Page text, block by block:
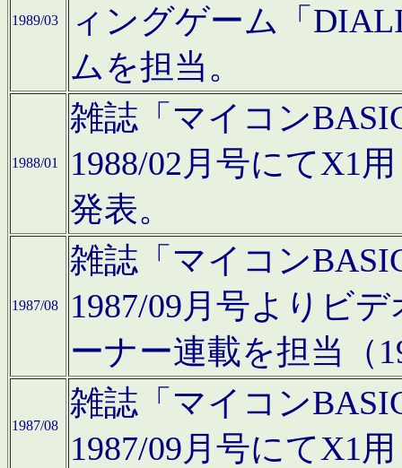
1989/03
ィングゲーム「
ムを担当。
1988/01
雑誌「マイコン
1988/02月号にてX1
発表。
1987/08
雑誌「マイコン
1987/09月号よりビ
ーナー連載を担当（
1987/08
雑誌「マイコン
1987/09月号にてX1